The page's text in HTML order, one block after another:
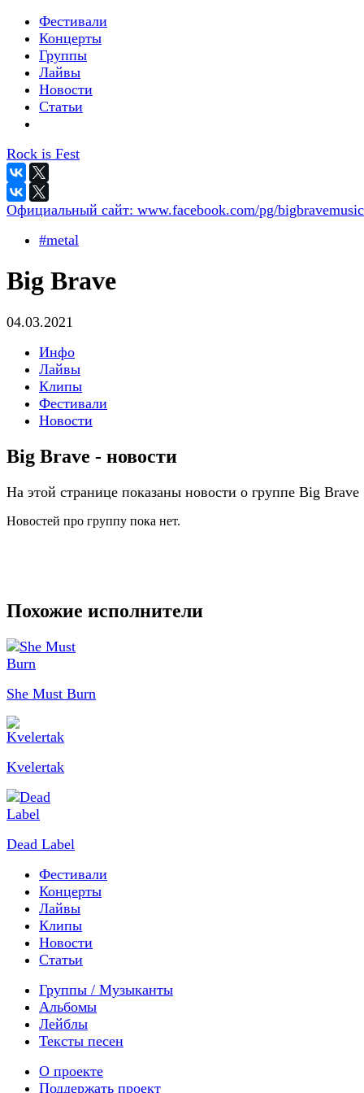
Фестивали
Концерты
Группы
Лайвы
Новости
Статьи
Rock is Fest
Официальный сайт: www.facebook.com/pg/bigbravemusic
#metal
Big Brave
04.03.2021
Инфо
Лайвы
Клипы
Фестивали
Новости
Big Brave - новости
На этой странице показаны новости о группе Big Brave
Новостей про группу пока нет.
Похожие исполнители
She Must Burn
Kvelertak
Dead Label
Фестивали
Концерты
Лайвы
Клипы
Новости
Статьи
Группы / Музыканты
Альбомы
Лейблы
Тексты песен
О проекте
Поддержать проект